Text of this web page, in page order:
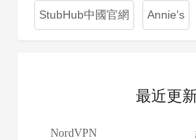
StubHub中國官網 Annie's
最近更
NordVPN